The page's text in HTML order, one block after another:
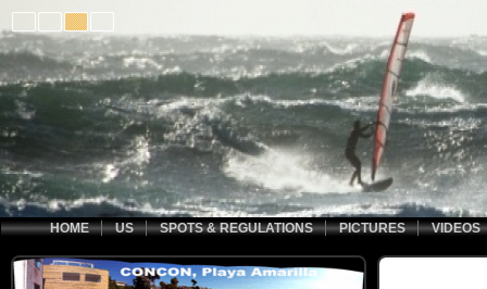
HOME US SPOTS & REGULATIONS PICTURES VIDEOS